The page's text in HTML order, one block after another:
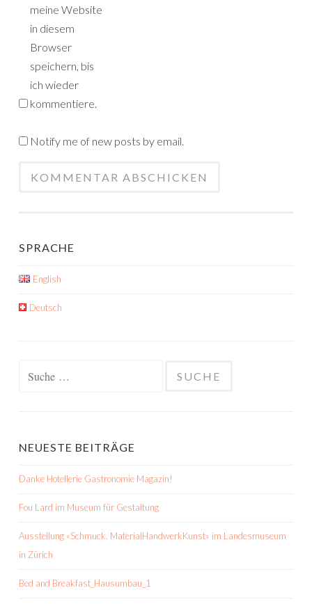
meine Website
in diesem
Browser
speichern, bis
ich wieder
kommentiere.
Notify me of new posts by email.
SPRACHE
English
Deutsch
NEUESTE BEITRÄGE
Danke Hotellerie Gastronomie Magazin!
Fou Lard im Museum für Gestaltung
Ausstellung «Schmuck. MaterialHandwerkKunst» im Landesmuseum
in Zürich
Bed and Breakfast_Hausumbau_1